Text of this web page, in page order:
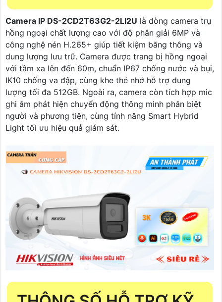
Camera IP DS-2CD2T63G2-2LI2U là dòng camera trụ
hồng ngoại chất lượng cao với độ phân giải 6MP và
công nghệ nén H.265+ giúp tiết kiệm băng thông và
dung lượng lưu trữ. Camera được trang bị hồng ngoại
với tầm xa lên đến 60m, chuẩn IP67 chống nước và bụi,
IK10 chống va đập, cùng khe thẻ nhớ hỗ trợ dung
lượng tối đa 512GB. Ngoài ra, camera còn tích hợp mic
ghi âm phát hiện chuyển động thông minh phân biệt
người và phương tiện, cùng tính năng Smart Hybrid
Light tối ưu hiệu quả giám sát.